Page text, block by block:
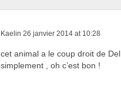
Kaelin 26 janvier 2014 at 10:28
cet animal a le coup droit de
simplement , oh c’est bon !